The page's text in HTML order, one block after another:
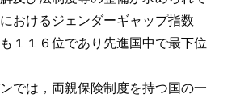
おけるジェンダーギャップ指数
１１６位であり先進国中で最下位
では，両親保険制度を持つ国の一